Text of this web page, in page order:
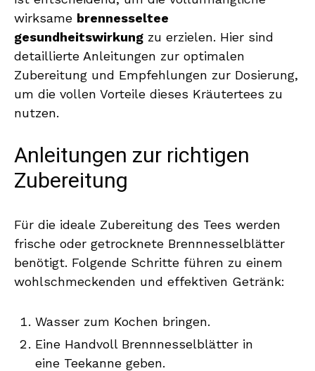
wirksame brennesseltee
gesundheitswirkung zu erzielen. Hier sind
detaillierte Anleitungen zur optimalen
Zubereitung und Empfehlungen zur Dosierung,
um die vollen Vorteile dieses Kräutertees zu
nutzen.
Anleitungen zur richtigen
Zubereitung
Für die ideale Zubereitung des Tees werden
frische oder getrocknete Brennnesselblätter
benötigt. Folgende Schritte führen zu einem
wohlschmeckenden und effektiven Getränk:
Wasser zum Kochen bringen.
Eine Handvoll Brennnesselblätter in
eine Teekanne geben.